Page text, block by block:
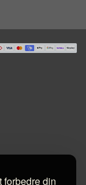
forbedre din